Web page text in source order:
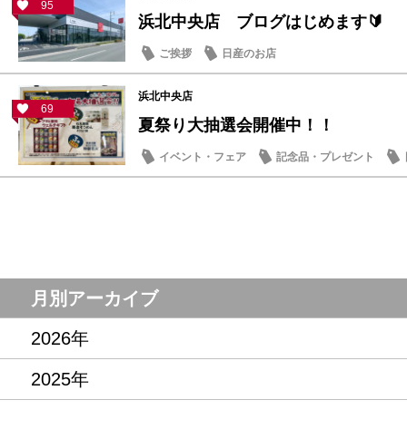
95
浜北中央店 ブログはじめます🔰
ご挨拶 日産のお店
69
浜北中央店
夏祭り大抽選会開催中！！
イベント・フェア 記念品・プレゼント
月別アーカイブ
2026年
2025年